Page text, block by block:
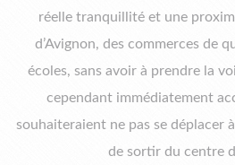
réelle tranquillité et une
d’Avignon, des commerces de
écoles, sans avoir à prendre la
cependant immédiatement
souhaiteraient ne pas se déplacer
de sortir du centre